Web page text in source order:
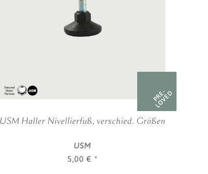
PRE-
LOVED
USM Haller Nivellierfuß, verschied. Größen
USM
5,00 € *